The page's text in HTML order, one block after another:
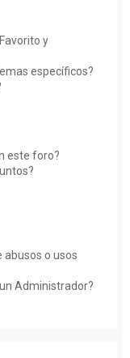
y
específicos?
este foro?
abusos o usos
Administrador?